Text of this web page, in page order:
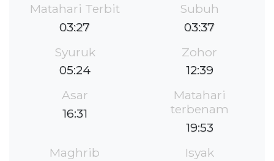
Matahari Terbit
03:27
Subuh
03:37
Syuruk
05:24
Zohor
12:39
Asar
16:31
Matahari
terbenam
19:53
Maghrib
Isyak